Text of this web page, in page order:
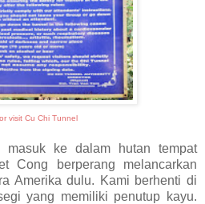
visit Cu Chi Tunnel
masuk ke dalam hutan tempat
Cong berperang melancarkan
Amerika dulu. Kami berhenti di
yang memiliki penutup kayu.